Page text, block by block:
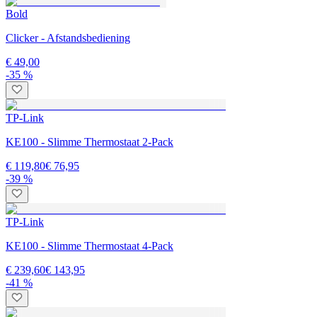
Bold
Clicker - Afstandsbediening
€ 49,00
-35 %
TP-Link
KE100 - Slimme Thermostaat 2-Pack
€ 119,80€ 76,95
-39 %
TP-Link
KE100 - Slimme Thermostaat 4-Pack
€ 239,60€ 143,95
-41 %